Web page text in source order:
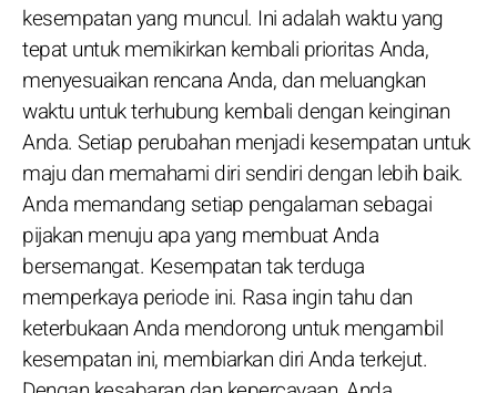
kesempatan yang muncul. Ini adalah waktu yang
tepat untuk memikirkan kembali prioritas Anda,
menyesuaikan rencana Anda, dan meluangkan
waktu untuk terhubung kembali dengan keinginan
Anda. Setiap perubahan menjadi kesempatan untuk
maju dan memahami diri sendiri dengan lebih baik.
Anda memandang setiap pengalaman sebagai
pijakan menuju apa yang membuat Anda
bersemangat. Kesempatan tak terduga
memperkaya periode ini. Rasa ingin tahu dan
keterbukaan Anda mendorong untuk mengambil
kesempatan ini, membiarkan diri Anda terkejut.